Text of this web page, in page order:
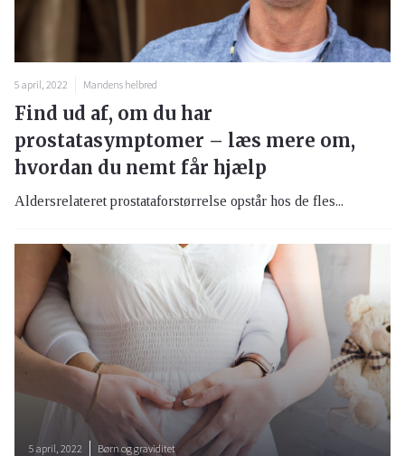
5 april, 2022 Mandens helbred
Find ud af, om du har
prostatasymptomer – læs mere om,
hvordan du nemt får hjælp
Aldersrelateret prostataforstørrelse opstår hos de fles...
5 april, 2022 Børn og graviditet